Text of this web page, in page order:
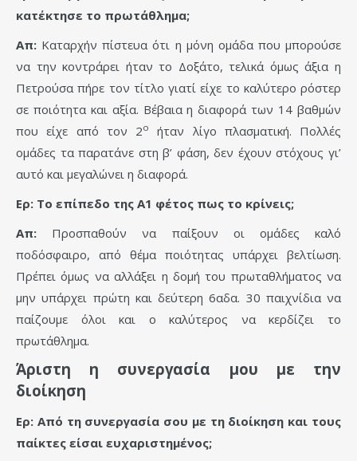
κατέκτησε το πρωτάθλημα;
Απ: Καταρχήν πίστευα ότι η μόνη ομάδα που μπορούσε
να την κοντράρει ήταν το Δοξάτο, τελικά όμως άξια η
Πετρούσα πήρε τον τίτλο γιατί είχε το καλύτερο ρόστερ
σε ποιότητα και αξία. Βέβαια η διαφορά των 14 βαθμών
που είχε από τον 2ο
ήταν λίγο πλασματική. Πολλές
ομάδες τα παρατάνε στη β’ φάση, δεν έχουν στόχους γι’
αυτό και μεγαλώνει η διαφορά.
Ερ: Το επίπεδο της Α1 φέτος πως το κρίνεις;
Απ: Προσπαθούν να παίξουν οι ομάδες καλό
ποδόσφαιρο, από θέμα ποιότητας υπάρχει βελτίωση.
Πρέπει όμως να αλλάξει η δομή του πρωταθλήματος να
μην υπάρχει πρώτη και δεύτερη 6αδα. 30 παιχνίδια να
παίζουμε όλοι και ο καλύτερος να κερδίζει το
πρωτάθλημα.
Άριστη η συνεργασία μου με την
διοίκηση
Ερ: Από τη συνεργασία σου με τη διοίκηση και τους
παίκτες είσαι ευχαριστημένος;